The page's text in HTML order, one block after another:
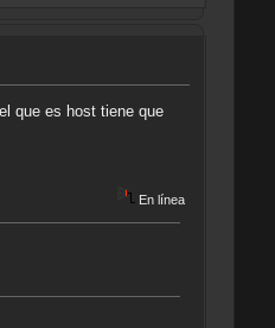
que es host tiene que
En línea